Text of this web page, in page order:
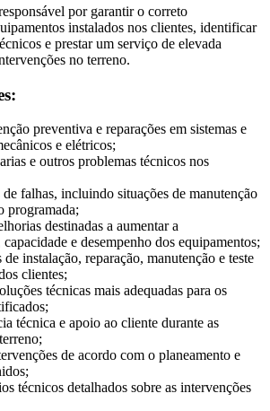
por garantir o correto
instalados nos clientes, identificar
e prestar um serviço de elevada
no terreno.
preventiva e reparações em sistemas e
e elétricos;
e outros problemas técnicos nos
falhas, incluindo situações de manutenção
programada;
destinadas a aumentar a
e desempenho dos equipamentos;
instalação, reparação, manutenção e teste
clientes;
técnicas mais adequadas para os
técnica e apoio ao cliente durante as
de acordo com o planeamento e
técnicos detalhados sobre as intervenções